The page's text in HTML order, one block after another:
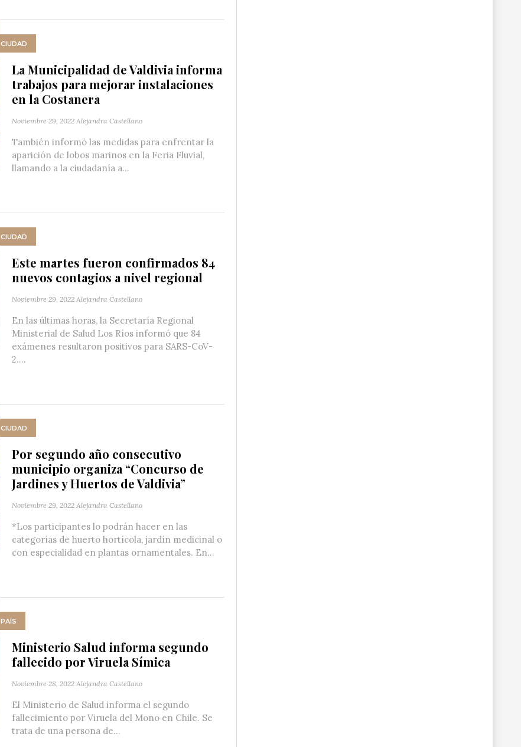
CIUDAD
La Municipalidad de Valdivia informa
trabajos para mejorar instalaciones
en la Costanera
Noviembre 29, 2022 Alejandra Castellano
También informó las medidas para enfrentar la
aparición de lobos marinos en la Feria Fluvial,
llamando a la ciudadanía a...
CIUDAD
Este martes fueron confirmados 84
nuevos contagios a nivel regional
Noviembre 29, 2022 Alejandra Castellano
En las últimas horas, la Secretaría Regional
Ministerial de Salud Los Ríos informó que 84
exámenes resultaron positivos para SARS-CoV-
2....
CIUDAD
Por segundo año consecutivo
municipio organiza “Concurso de
Jardines y Huertos de Valdivia”
Noviembre 29, 2022 Alejandra Castellano
*Los participantes lo podrán hacer en las
categorías de huerto hortícola, jardín medicinal o
con especialidad en plantas ornamentales. En...
PAÍS
Ministerio Salud informa segundo
fallecido por Viruela Símica
Noviembre 28, 2022 Alejandra Castellano
El Ministerio de Salud informa el segundo
fallecimiento por Viruela del Mono en Chile. Se
trata de una persona de...